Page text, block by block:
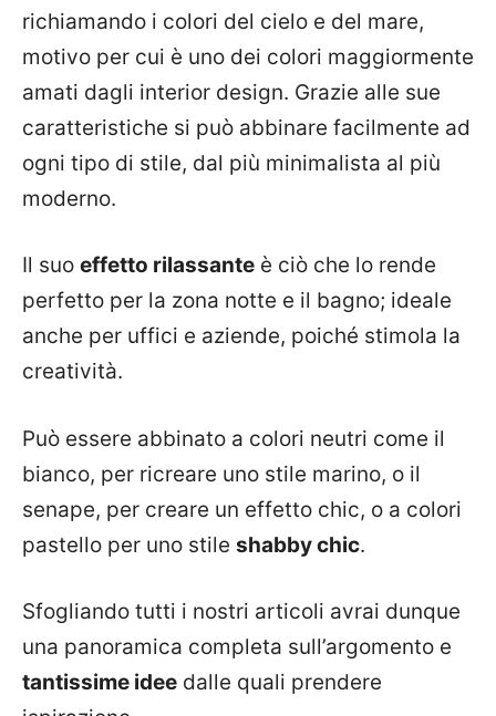
richiamando i colori del cielo e del mare,
motivo per cui è uno dei colori maggiormente
amati dagli interior design. Grazie alle sue
caratteristiche si può abbinare facilmente ad
ogni tipo di stile, dal più minimalista al più
moderno.
Il suo effetto rilassante è ciò che lo rende
perfetto per la zona notte e il bagno; ideale
anche per uffici e aziende, poiché stimola la
creatività.
Può essere abbinato a colori neutri come il
bianco, per ricreare uno stile marino, o il
senape, per creare un effetto chic, o a colori
pastello per uno stile shabby chic.
Sfogliando tutti i nostri articoli avrai dunque
una panoramica completa sull’argomento e
tantissime idee dalle quali prendere